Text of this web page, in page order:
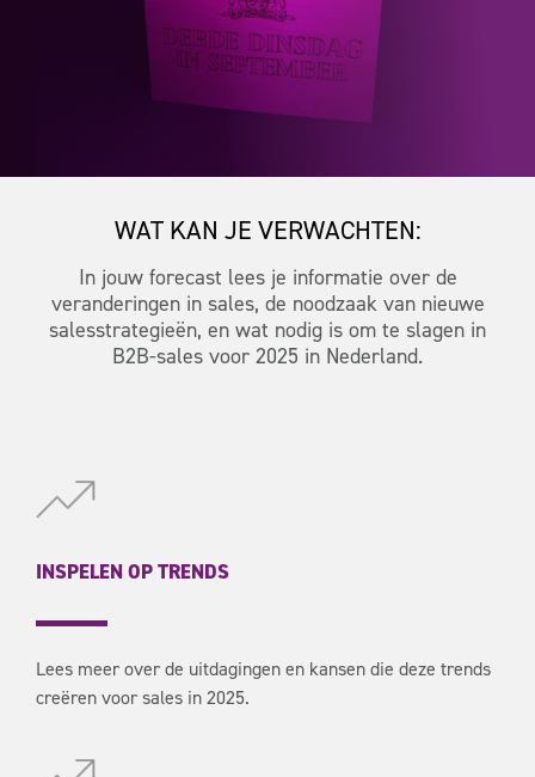
WAT KAN JE VERWACHTEN:
In jouw forecast lees je informatie over de
veranderingen in sales, de noodzaak van nieuwe
salesstrategieën, en wat nodig is om te slagen in
B2B-sales voor 2025 in Nederland.
INSPELEN OP TRENDS
Lees meer over de uitdagingen en kansen die deze trends
creëren voor sales in 2025.